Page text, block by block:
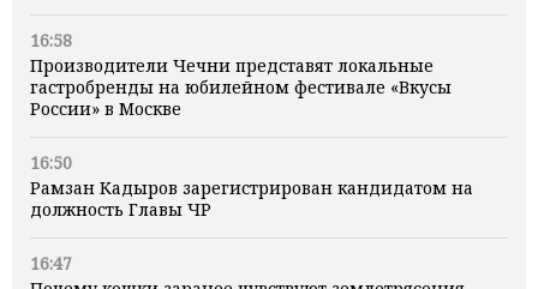
16:58
Производители Чечни представят локальные
гастробренды на юбилейном фестивале «Вкусы
России» в Москве
16:50
Рамзан Кадыров зарегистрирован кандидатом на
должность Главы ЧР
16:47